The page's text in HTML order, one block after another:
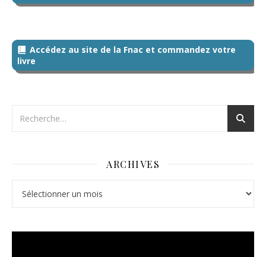
Accédez au site de la Fnac et commandez votre
livre
ARCHIVES